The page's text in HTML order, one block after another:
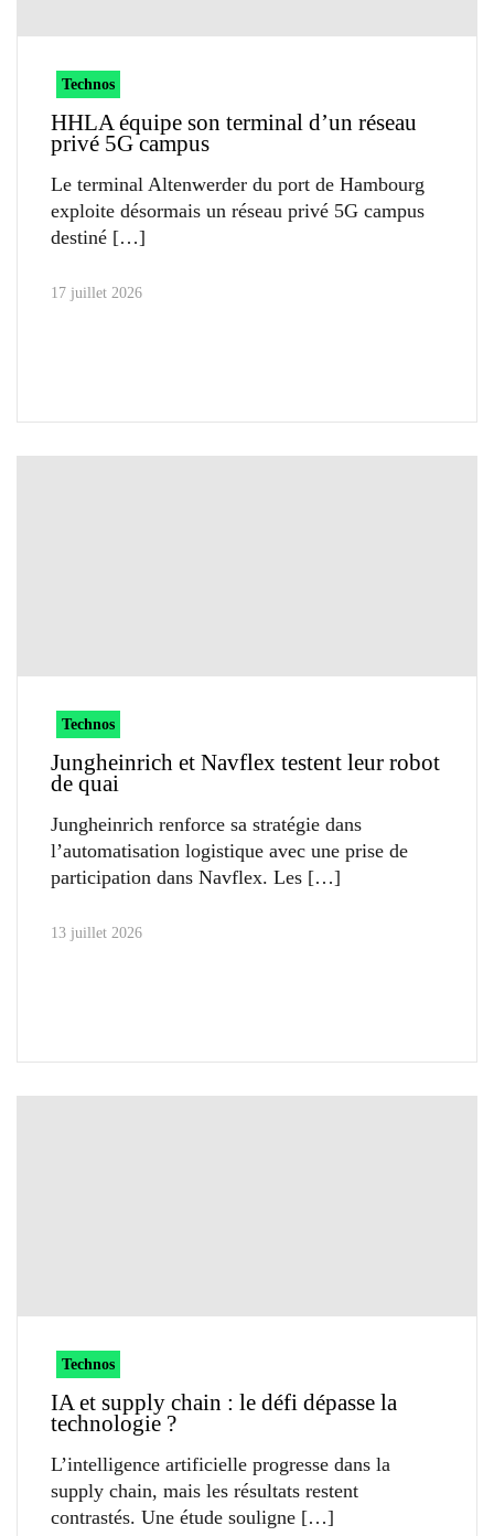
Technos
HHLA équipe son terminal d’un réseau
privé 5G campus
Le terminal Altenwerder du port de Hambourg
exploite désormais un réseau privé 5G campus
destiné
17 juillet 2026
Technos
Jungheinrich et Navflex testent leur robot
de quai
Jungheinrich renforce sa stratégie dans
l’automatisation logistique avec une prise de
participation dans Navflex. Les
13 juillet 2026
Technos
IA et supply chain : le défi dépasse la
technologie ?
L’intelligence artificielle progresse dans la
supply chain, mais les résultats restent
contrastés. Une étude souligne